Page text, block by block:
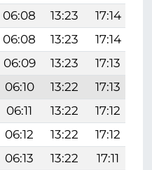
06:08 13:23 17:14
06:08 13:23 17:14
06:09 13:23 17:13
06:10 13:22 17:13
06:11 13:22 17:12
06:12 13:22 17:12
06:13 13:22 17:11